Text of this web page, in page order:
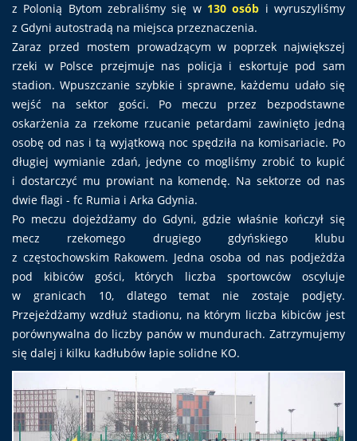
z Polonią Bytom zebraliśmy się w 130 osób i wyruszyliśmy
z Gdyni autostradą na miejsca przeznaczenia.
Zaraz przed mostem prowadzącym w poprzek największej
rzeki w Polsce przejmuje nas policja i eskortuje pod sam
stadion. Wpuszczanie szybkie i sprawne, każdemu udało się
wejść na sektor gości. Po meczu przez bezpodstawne
oskarżenia za rzekome rzucanie petardami zawinięto jedną
osobę od nas i tą wyjątkową noc spędziła na komisariacie. Po
długiej wymianie zdań, jedyne co mogliśmy zrobić to kupić
i dostarczyć mu prowiant na komendę. Na sektorze od nas
dwie flagi - fc Rumia i Arka Gdynia.
Po meczu dojeżdżamy do Gdyni, gdzie właśnie kończył się
mecz rzekomego drugiego gdyńskiego klubu
z częstochowskim Rakowem. Jedna osoba od nas podjeżdża
pod kibiców gości, których liczba sportowców oscyluje
w granicach 10, dlatego temat nie zostaje podjęty.
Przejeżdżamy wzdłuż stadionu, na którym liczba kibiców jest
porównywalna do liczby panów w mundurach. Zatrzymujemy
się dalej i kilku kadłubów łapie solidne KO.